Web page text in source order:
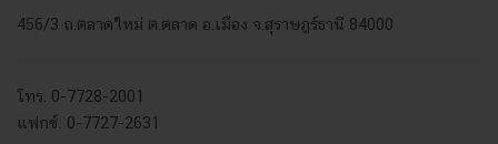
456/3 ถ.ตลาดใหม่ ต.ตลาด อ.เมือง จ.สุราษฎร์ธานี 84000
โทร. 0-7728-2001
แฟกซ์. 0-7727-2631